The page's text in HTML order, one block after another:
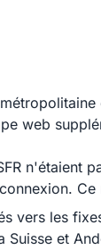
web
n'étaient
vers les
et